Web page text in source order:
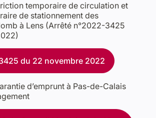
temporaire de circulation et
de stationnement des
à Lens (Arrêté n°2022-3425
du 22 novembre 2022
d’emprunt à Pas-de-Calais